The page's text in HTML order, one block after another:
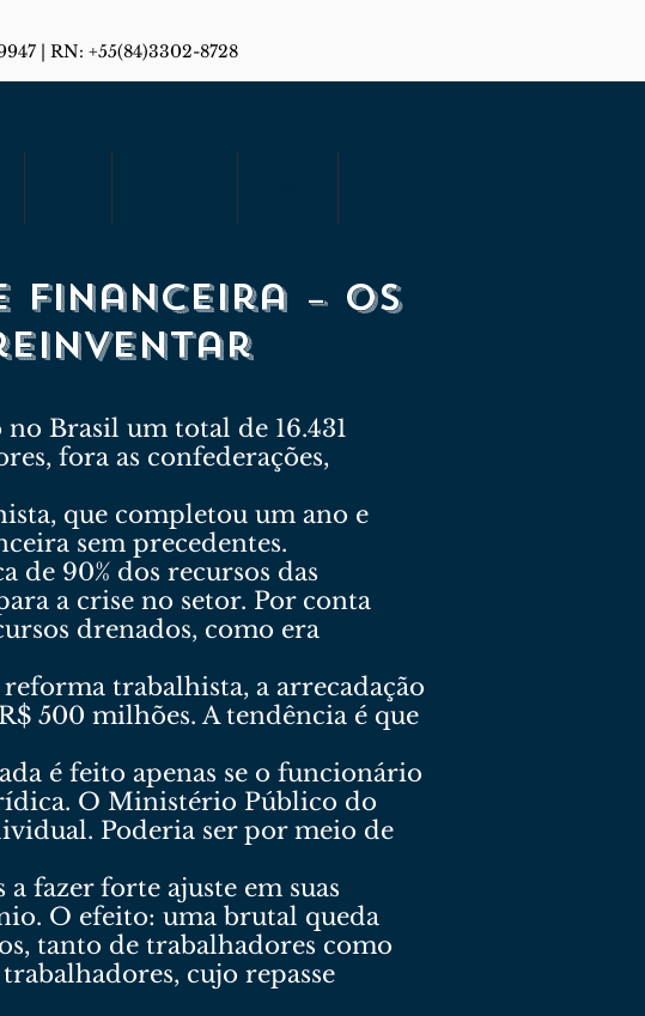
| RN: +55(84)3302-8728
financeira – os
Brasil um total de 16.431
fora as confederações,
que completou um ano e
sem precedentes.
90% dos recursos das
a crise no setor. Por conta
drenados, como era
trabalhista, a arrecadação
500 milhões. A tendência é que
é feito apenas se o funcionário
O Ministério Público do
Poderia ser por meio de
fazer forte ajuste em suas
O efeito: uma brutal queda
tanto de trabalhadores como
cujo repasse